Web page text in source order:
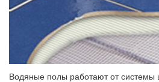
Водяные полы работают от системы